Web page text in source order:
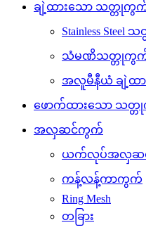
ချဲ့ထားသော သတ္တုကွ
Stainless Steel
သံမဏိသတ္တုကွ
အလူမီနီယံ ချဲ့ထ
ဖောက်ထားသော သတ္
အလှဆင်ကွက်
ယက်လုပ်အလှဆင်
ကန့်လန့်ကာကွက်
Ring Mesh
တခြား